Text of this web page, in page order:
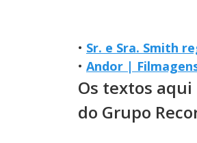
• Sr. e Sra. Smith
• Andor |
Os textos
do Grupo